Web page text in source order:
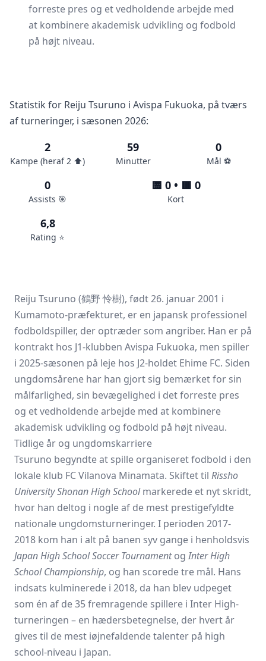
forreste pres og et vedholdende arbejde med
at kombinere akademisk udvikling og fodbold
på højt niveau.
Statistik for Reiju Tsuruno i Avispa Fukuoka, på tværs
af turneringer, i sæsonen 2026:
2
Kampe (heraf 2 ⬆️)
59
Minutter
0
Mål ⚽️
0
Assists 🎯
🟨 0 • 🟥 0
Kort
6,8
Rating ⭐️
Reiju Tsuruno (鶴野 怜樹), født 26. januar 2001 i
Kumamoto-præfekturet, er en japansk professionel
fodboldspiller, der optræder som angriber. Han er på
kontrakt hos J1-klubben Avispa Fukuoka, men spiller
i 2025-sæsonen på leje hos J2-holdet Ehime FC. Siden
ungdomsårene har han gjort sig bemærket for sin
målfarlighed, sin bevægelighed i det forreste pres
og et vedholdende arbejde med at kombinere
akademisk udvikling og fodbold på højt niveau.
Tidlige år og ungdomskarriere
Tsuruno begyndte at spille organiseret fodbold i den
lokale klub FC Vilanova Minamata. Skiftet til Rissho
University Shonan High Schoolmarkerede et nyt skridt,
hvor han deltog i nogle af de mest prestigefyldte
nationale ungdomsturneringer. I perioden 2017-
2018 kom han i alt på banen syv gange i henholdsvis
Japan High School Soccer TournamentogInter High
School Championship, og han scorede tre mål. Hans
indsats kulminerede i 2018, da han blev udpeget
som én af de 35 fremragende spillere i Inter High-
turneringen – en hædersbetegnelse, der hvert år
gives til de mest iøjnefaldende talenter på high
school-niveau i Japan.